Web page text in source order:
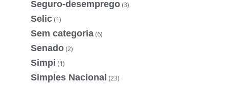
Seguro-desemprego (3)
Selic (1)
Sem categoria (6)
Senado (2)
Simpi (1)
Simples Nacional (23)